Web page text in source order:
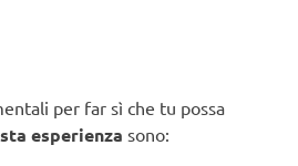
per far sì che tu possa
esperienza sono: